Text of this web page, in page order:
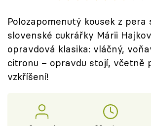
Těhotnej kuchař
Sledujte prima+
Přihlášení
Sledujte nás
Polozapomenutý kousek z pera
slovenské cukrářky Márii
opravdová klasika: vláčný,
citronu – opravdu stojí, včetně
vzkříšení!